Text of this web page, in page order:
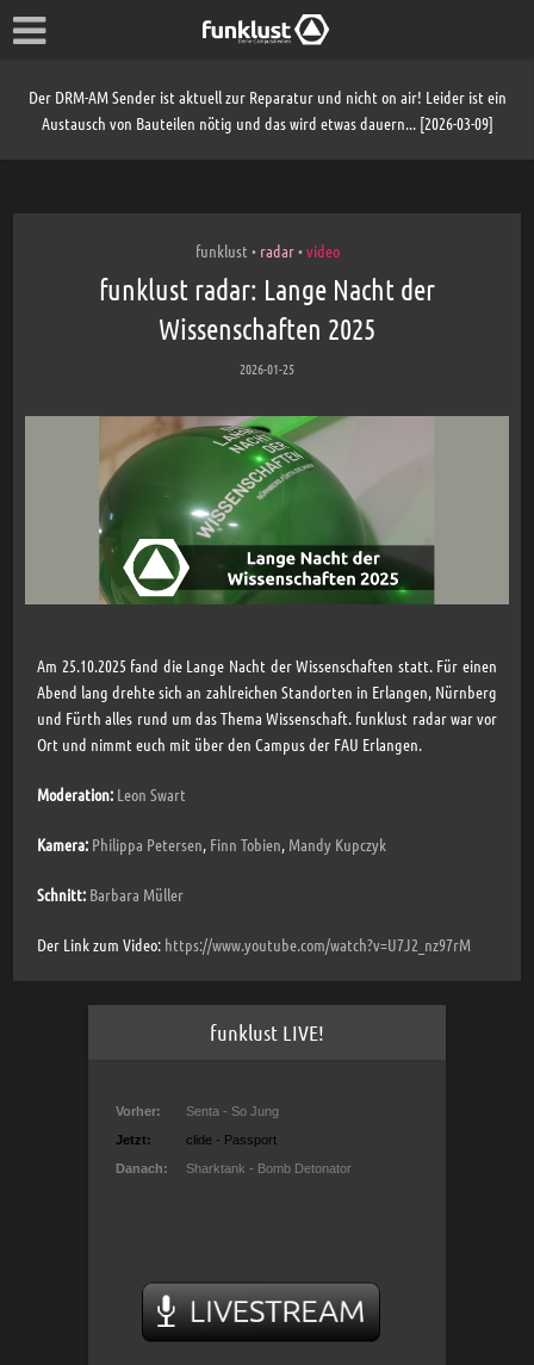
Der DRM-AM Sender ist aktuell zur Reparatur und nicht on air! Leider ist ein
Austausch von Bauteilen nötig und das wird etwas dauern... [2026-03-09]
funklust • radar • video
funklust radar: Lange Nacht der
Wissenschaften 2025
2026-01-25
Am 25.10.2025 fand die Lange Nacht der Wissenschaften statt. Für einen
Abend lang drehte sich an zahlreichen Standorten in Erlangen, Nürnberg
und Fürth alles rund um das Thema Wissenschaft. funklust radar war vor
Ort und nimmt euch mit über den Campus der FAU Erlangen.
Moderation: Leon Swart
Kamera: Philippa Petersen, Finn Tobien, Mandy Kupczyk
Schnitt: Barbara Müller
Der Link zum Video: https://www.youtube.com/watch?v=U7J2_nz97rM
funklust LIVE!